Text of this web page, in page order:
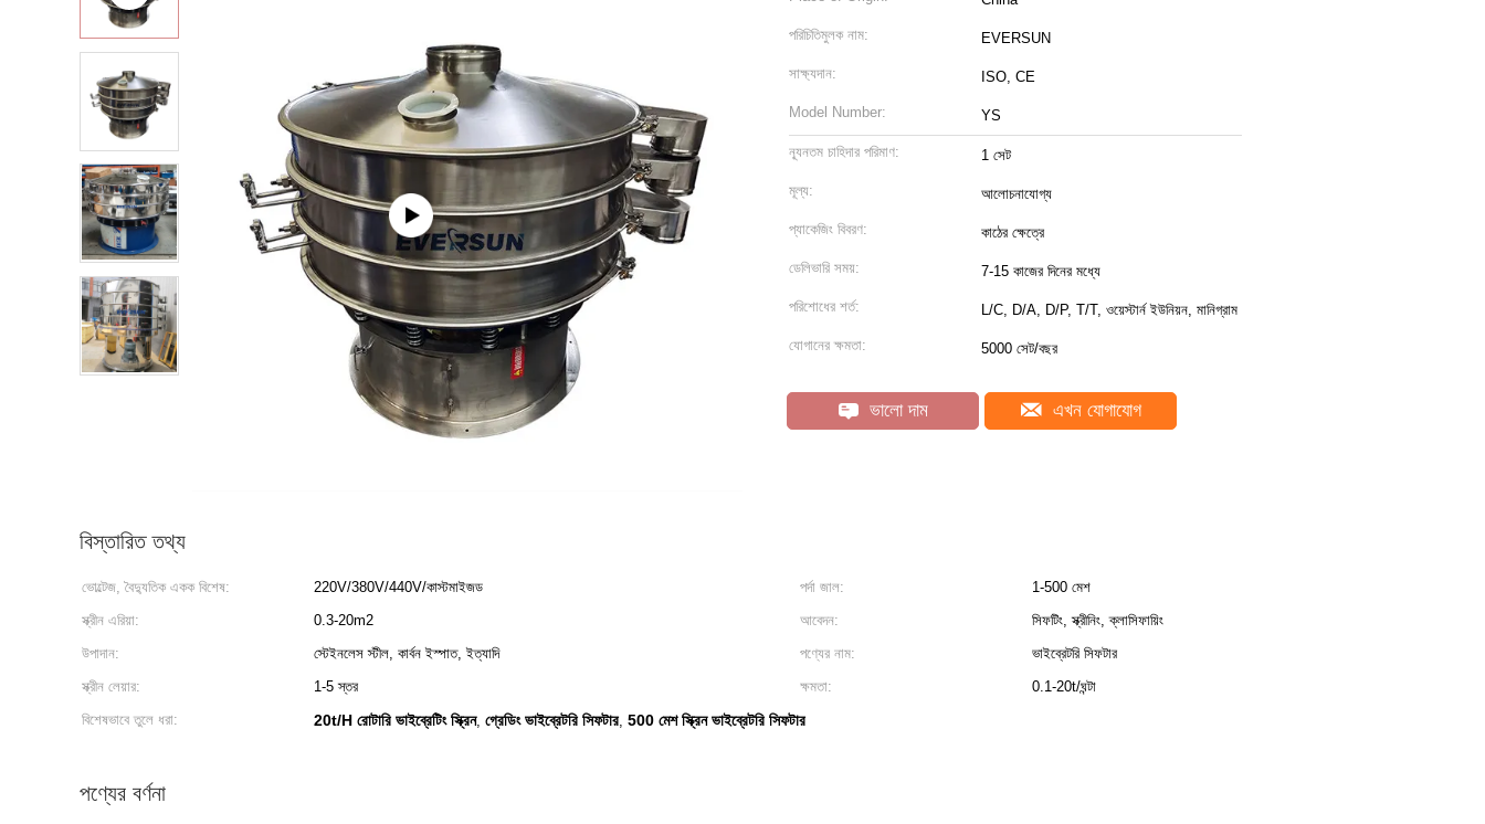
পরিচিতিমুলক নাম: EVERSUN
সাক্ষ্যদান: ISO, CE
Model Number: YS
ন্যূনতম চাহিদার পরিমাণ: 1 সেট
মূল্য: আলোচনাযোগ্য
প্যাকেজিং বিবরণ: কাঠের ক্ষেত্রে
ডেলিভারি সময়: 7-15 কাজের দিনের মধ্যে
পরিশোধের শর্ত: L/C, D/A, D/P, T/T, ওয়েস্টার্ন ইউনিয়ন, মানিগ্রাম
যোগানের ক্ষমতা: 5000 সেট/বছর
ভালো দাম এখন যোগাযোগ
বিস্তারিত তথ্য
ভোল্টেজ, বৈদ্যুতিক একক বিশেষ: 220V/380V/440V/কাস্টমাইজড পর্দা জাল:
1-500 মেশ
স্ক্রীন এরিয়া:
0.3-20m2 আবেদন:
সিফটিং, স্ক্রীনিং, ক্লাসিফায়িং
উপাদান:
স্টেইনলেস স্টীল, কার্বন ইস্পাত, ইত্যাদি পণ্যের নাম:
ভাইব্রেটরি সিফটার
স্ক্রীন লেয়ার:
1-5 স্তর ক্ষমতা:
0.1-20t/ঘন্টা
বিশেষভাবে তুলে ধরা:
20t/H রোটারি ভাইব্রেটিং স্ক্রিন, গ্রেডিং ভাইব্রেটরি সিফটার, 500 মেশ স্ক্রিন ভাইব্রেটরি সিফটার
পণ্যের বর্ণনা